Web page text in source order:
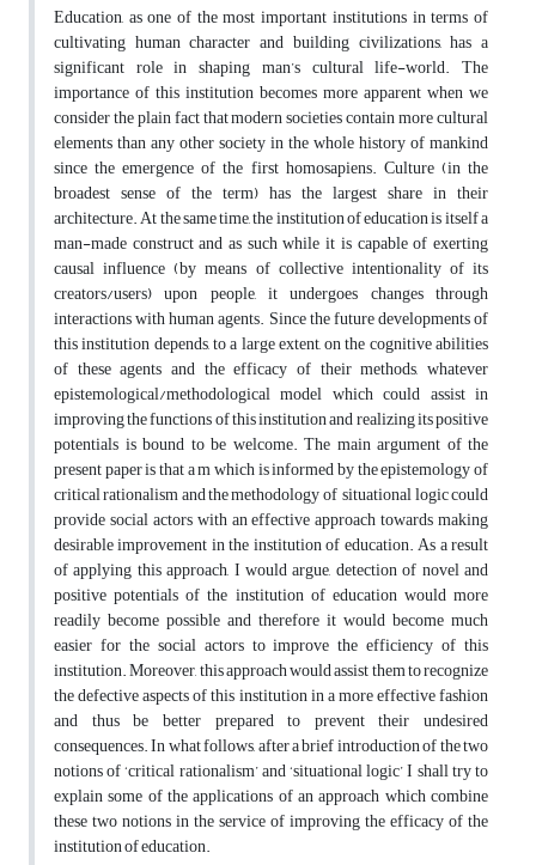
Education, as one of the most important institutions in terms of
cultivating human character and building civilizations, has a
significant role in shaping man’s cultural life-world. The
importance of this institution becomes more apparent when we
consider the plain fact that modern societies contain more cultural
elements than any other society in the whole history of mankind
since the emergence of the first homosapiens. Culture (in the
broadest sense of the term) has the largest share in their
architecture. At the same time, the institution of education is itself a
man-made construct and as such while it is capable of exerting
causal influence (by means of collective intentionality of its
creators/users) upon people, it undergoes changes through
interactions with human agents. Since the future developments of
this institution depends, to a large extent, on the cognitive abilities
of these agents and the efficacy of their methods, whatever
epistemological/methodological model which could assist in
improving the functions of this institution and realizing its positive
potentials is bound to be welcome. The main argument of the
present paper is that a m which is informed by the epistemology of
critical rationalism and the methodology of situational logic could
provide social actors with an effective approach towards making
desirable improvement in the institution of education. As a result
of applying this approach, I would argue, detection of novel and
positive potentials of the institution of education would more
readily become possible and therefore it would become much
easier for the social actors to improve the efficiency of this
institution. Moreover, this approach would assist them to recognize
the defective aspects of this institution in a more effective fashion
and thus be better prepared to prevent their undesired
consequences. In what follows, after a brief introduction of the two
notions of ‘critical rationalism’ and ‘situational logic’ I shall try to
explain some of the applications of an approach which combine
these two notions in the service of improving the efficacy of the
institution of education.